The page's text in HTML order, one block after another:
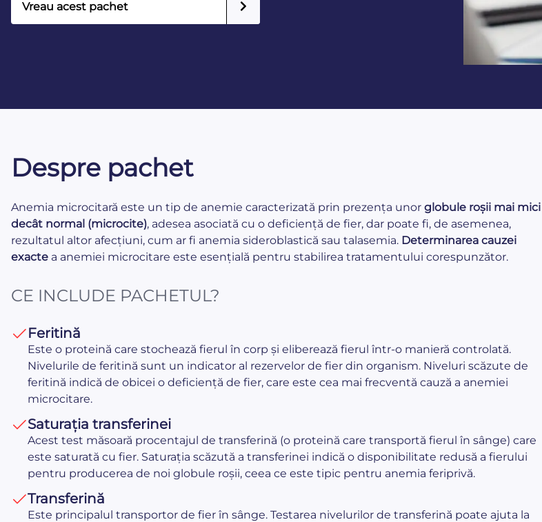
Vreau acest pachet
Despre pachet
Anemia microcitară este un tip de anemie caracterizată prin prezența unor globule roșii mai mici
decât normal (microcite), adesea asociată cu o deficiență de fier, dar poate fi, de asemenea,
rezultatul altor afecțiuni, cum ar fi anemia sideroblastică sau talasemia. Determinarea cauzei
exacte a anemiei microcitare este esențială pentru stabilirea tratamentului corespunzător.
CE INCLUDE PACHETUL?
Feritină
Este o proteină care stochează fierul în corp și eliberează fierul într-o manieră controlată.
Nivelurile de feritină sunt un indicator al rezervelor de fier din organism. Niveluri scăzute de
feritină indică de obicei o deficiență de fier, care este cea mai frecventă cauză a anemiei
microcitare.
Saturația transferinei
Acest test măsoară procentajul de transferină (o proteină care transportă fierul în sânge) care
este saturată cu fier. Saturația scăzută a transferinei indică o disponibilitate redusă a fierului
pentru producerea de noi globule roșii, ceea ce este tipic pentru anemia feriprivă.
Transferină
Este principalul transportor de fier în sânge. Testarea nivelurilor de transferină poate ajuta la